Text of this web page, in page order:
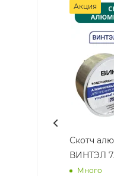
Акция
Скотч
ВИНТЭЛ
Много